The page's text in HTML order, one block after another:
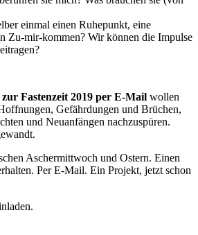
einmal einen Ruhepunkt, eine
Zu-mir-kommen? Wir können die Impulse
Fastenzeit 2019 per E-Mail wollen
Gefährdungen und Brüchen,
und Neuanfängen nachzuspüren.
Aschermittwoch und Ostern. Einen
Per E-Mail. Ein Projekt, jetzt schon